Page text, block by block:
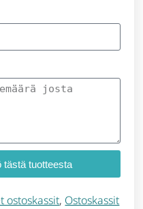
tästä tuotteesta
ostoskassit, Ostoskassit